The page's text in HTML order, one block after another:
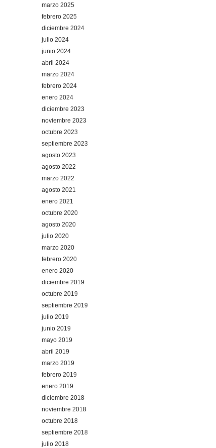
marzo 2025
febrero 2025
diciembre 2024
julio 2024
junio 2024
abril 2024
marzo 2024
febrero 2024
enero 2024
diciembre 2023
noviembre 2023
octubre 2023
septiembre 2023
agosto 2023
agosto 2022
marzo 2022
agosto 2021
enero 2021
octubre 2020
agosto 2020
julio 2020
marzo 2020
febrero 2020
enero 2020
diciembre 2019
octubre 2019
septiembre 2019
julio 2019
junio 2019
mayo 2019
abril 2019
marzo 2019
febrero 2019
enero 2019
diciembre 2018
noviembre 2018
octubre 2018
septiembre 2018
julio 2018